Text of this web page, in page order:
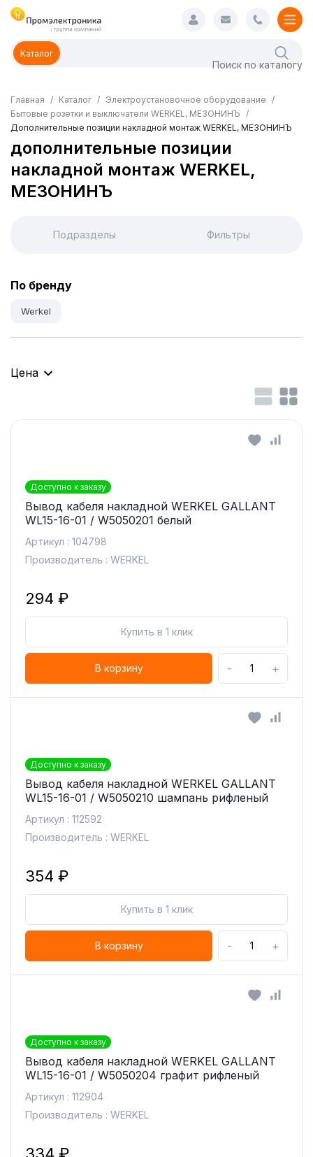
Каталог
Главная Каталог
Электроустановочное оборудование
Бытовые розетки и выключатели WERKEL, МЕЗОНИНЪ
Дополнительные позиции накладной монтаж WERKEL, МЕЗОНИНЪ
дополнительные позиции
накладной монтаж WERKEL,
МЕЗОНИНЪ
Подразделы Фильтры
По бренду
Werkel
Цена
Доступно к заказу
Вывод кабеля накладной WERKEL GALLANT
WL15-16-01 / W5050201 белый
Артикул : 104798
Производитель : WERKEL
294 ₽
Купить в 1 клик
В корзину - +
Доступно к заказу
Вывод кабеля накладной WERKEL GALLANT
WL15-16-01 / W5050210 шампань рифленый
Артикул : 112592
Производитель : WERKEL
354 ₽
Купить в 1 клик
В корзину - +
Доступно к заказу
Вывод кабеля накладной WERKEL GALLANT
WL15-16-01 / W5050204 графит рифленый
Артикул : 112904
Производитель : WERKEL